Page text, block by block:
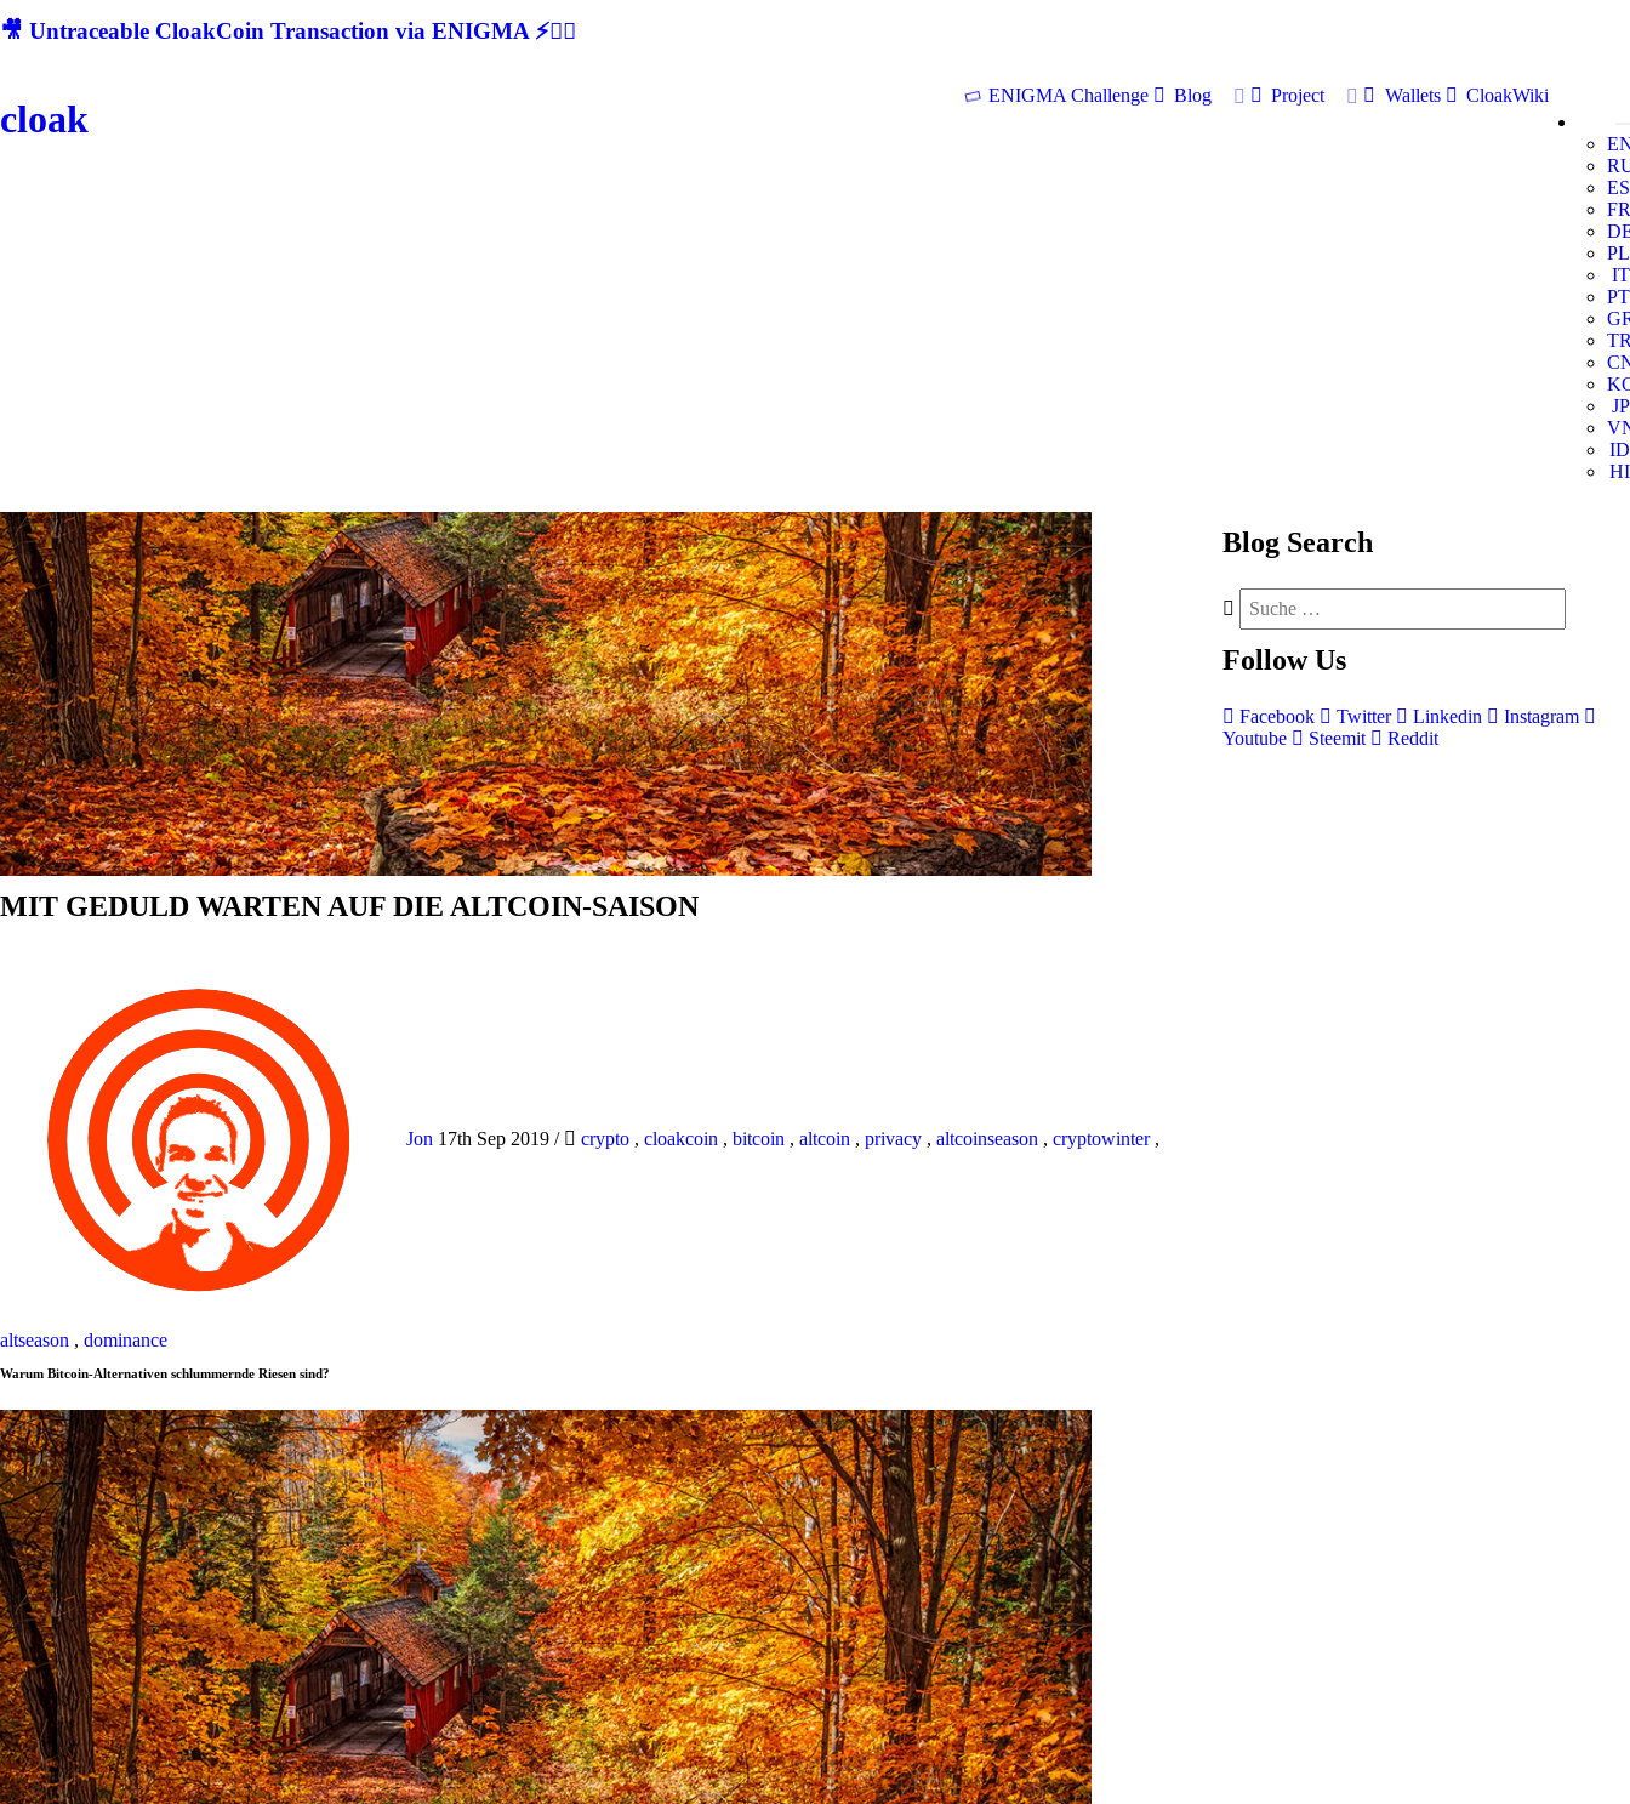
🎥 Untraceable CloakCoin Transaction via ENIGMA ⚡🕵‍♂
cloak
ENIGMA Challenge Blog Project Wallets
CloakWiki
ES
FR
PL
IT
PT
JP
ID
HI
MIT GEDULD WARTEN AUF DIE ALTCOIN-SAISON
Jon 17th Sep 2019 / crypto , cloakcoin , bitcoin , altcoin , privacy , altcoinseason , cryptowinter,
altseason , dominance
Warum Bitcoin-Alternativen schlummernde Riesen sind?
Blog Search
Follow Us
Facebook Twitter Linkedin
Instagram
Youtube
Steemit Reddit